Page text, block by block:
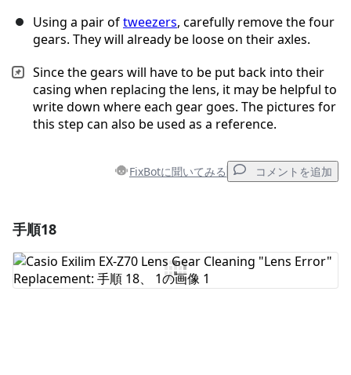
Using a pair oftweezers, carefully remove the four
gears. They will already be loose on their axles.
Since the gears will have to be put back into their
casing when replacing the lens, it may be helpful to
write down where each gear goes. The pictures for
this step can also be used as a reference.
FixBotに聞いてみる コメントを追加
コメントを追加
手順18